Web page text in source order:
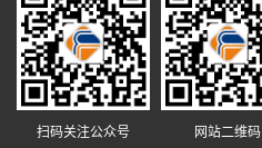
扫码关注公众号 网站二维码